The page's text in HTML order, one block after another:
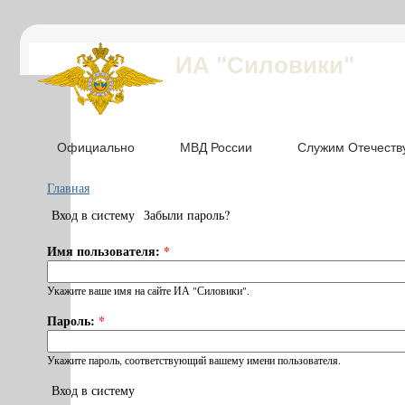
ИА "Силовики"
Официально МВД России Служим
Главная
Вход в систему Забыли пароль?
Имя пользователя: *
Укажите ваше имя на сайте ИА "Силовики".
Пароль: *
Укажите пароль, соответствующий вашему имени пользователя.
Вход в систему